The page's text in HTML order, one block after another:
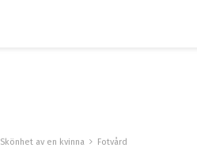
Skönhet av en kvinna Fotvård